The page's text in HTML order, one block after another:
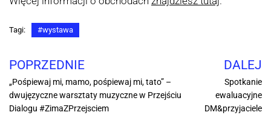
Tagi: #wystawa
POPRZEDNIE
„Pośpiewaj mi, mamo, pośpiewaj mi, tato” –
dwujęzyczne warsztaty muzyczne w Przejściu
Dialogu #ZimaZPrzejsciem
DALEJ
Spotkanie
ewaluacyjne
DM&przyjaciele